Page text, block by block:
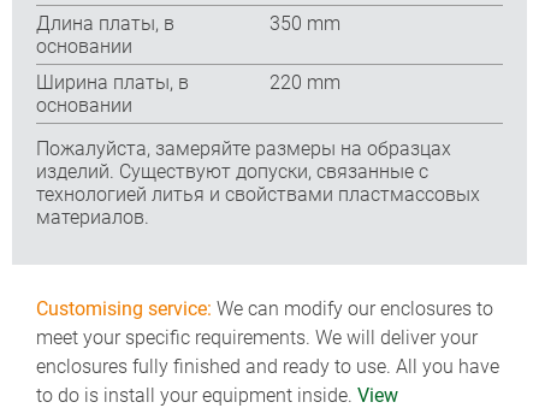
Длина платы, в
основании
350 mm
Ширина платы, в
основании
220 mm
Пожалуйста, замеряйте размеры на образцах
изделий. Существуют допуски, связанные с
технологией литья и свойствами пластмассовых
материалов.
Customising service: We can modify our enclosures to
meet your specific requirements. We will deliver your
enclosures fully finished and ready to use. All you have
to do is install your equipment inside. View